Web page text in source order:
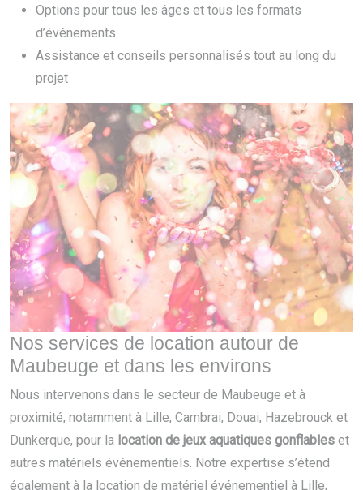
Options pour tous les âges et tous les formats
d’événements
Assistance et conseils personnalisés tout au long du
projet
Nos services de location autour de
Maubeuge et dans les environs
Nous intervenons dans le secteur de Maubeuge et à
proximité, notamment à Lille, Cambrai, Douai, Hazebrouck et
Dunkerque, pour la location de jeux aquatiques gonflables et
autres matériels événementiels. Notre expertise s’étend
également à la location de matériel événementiel à Lille,